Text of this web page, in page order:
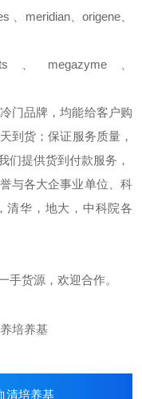
meridian、 origene、
megazyme、
门品牌，均能给客户购
天到货；保证服务质量，
们提供货到付款服务，
与各大企事业单位、科
清华，地大，中科院各
手货源，欢迎合作。
清培养基